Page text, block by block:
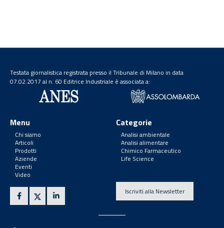
Testata giornalistica registrata presso il Tribunale di Milano in data
07.02.2017 al n. 60 Editrice Industriale è associata a:
Menu
Chi siamo
Articoli
Prodotti
Aziende
Eventi
Video
Categorie
Analisi ambientale
Analisi alimentare
Chimico Farmaceutico
Life Science
Iscriviti alla Newsletter